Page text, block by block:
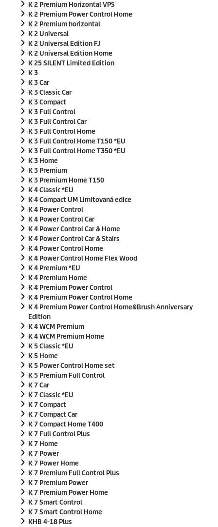
K 2 Premium Horizontal VPS
K 2 Premium Power Control Home
K 2 Premium horizontal
K 2 Universal
K 2 Universal Edition FJ
K 2 Universal Edition Home
K 25 SILENT Limited Edition
K 3
K 3 Car
K 3 Classic Car
K 3 Compact
K 3 Full Control
K 3 Full Control Car
K 3 Full Control Home
K 3 Full Control Home T150 *EU
K 3 Full Control Home T350 *EU
K 3 Home
K 3 Premium
K 3 Premium Home T150
K 4 Classic *EU
K 4 Compact UM Limitovaná edice
K 4 Power Control
K 4 Power Control Car
K 4 Power Control Car & Home
K 4 Power Control Car & Stairs
K 4 Power Control Home
K 4 Power Control Home Flex Wood
K 4 Premium *EU
K 4 Premium Home
K 4 Premium Power Control
K 4 Premium Power Control Home
K 4 Premium Power Control Home&Brush Anniversary
Edition
K 4 WCM Premium
K 4 WCM Premium Home
K 5 Classic *EU
K 5 Home
K 5 Power Control Home set
K 5 Premium Full Control
K 7 Car
K 7 Classic *EU
K 7 Compact
K 7 Compact Car
K 7 Compact Home T400
K 7 Full Control Plus
K 7 Home
K 7 Power
K 7 Power Home
K 7 Premium Full Control Plus
K 7 Premium Power
K 7 Premium Power Home
K 7 Smart Control
K 7 Smart Control Home
KHB 4-18 Plus